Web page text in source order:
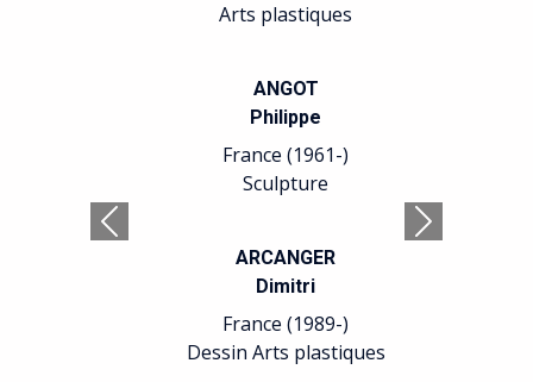
Arts plastiques
ANGOT
Philippe
France (1961-)
Sculpture
ARCANGER
Dimitri
France (1989-)
Dessin Arts plastiques
Précédent Suivant